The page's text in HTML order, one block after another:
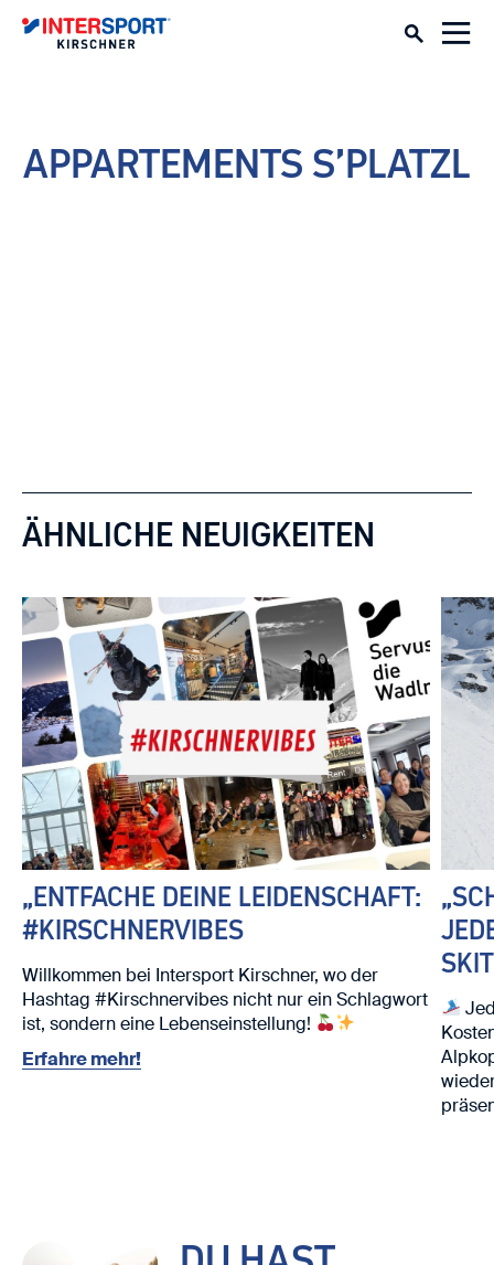
APPARTEMENTS S’PLATZL
ÄHNLICHE NEUIGKEITEN
„ENTFACHE DEINE LEIDENSCHAFT:
#KIRSCHNERVIBES
Willkommen bei Intersport Kirschner, wo der
Hashtag #Kirschnervibes nicht nur ein Schlagwort
ist, sondern eine Lebenseinstellung!
Erfahre mehr!